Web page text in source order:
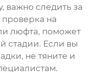
важно следить за
проверка на
люфта, поможет
стадии. Если вы
не тяните и